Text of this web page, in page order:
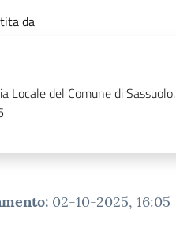
da
Locale del Comune di Sassuolo.
: 02-10-2025, 16:05